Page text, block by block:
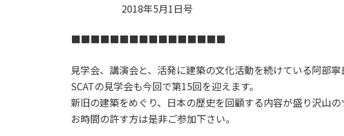
2018年5月1日号
■■■■■■■■■■■■■■■■
見学会、講演会と、活発に建築の文化活動を続けている阿部
SCATの見学会も今回で第15回を迎えます。
新旧の建築をめぐり、日本の歴史を回顧する内容が盛り沢山の
お時間の許す方は是非ご参加下さい。